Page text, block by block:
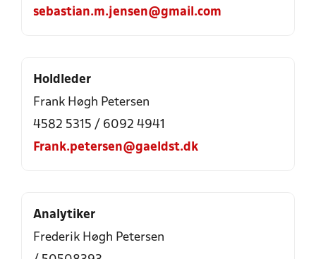
sebastian.m.jensen@gmail.com
Holdleder
Frank Høgh Petersen
4582 5315 / 6092 4941
Frank.petersen@gaeldst.dk
Analytiker
Frederik Høgh Petersen